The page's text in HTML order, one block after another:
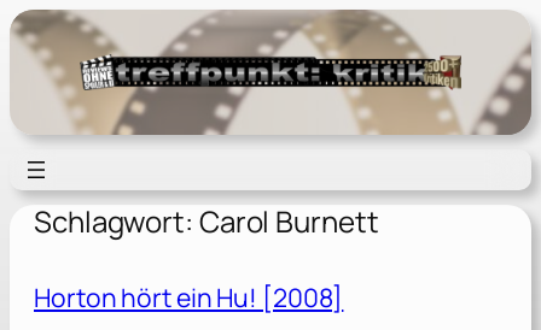
Zum
Inhalt
springen
Schlagwort: Carol Burnett
Horton hört ein Hu! [2008]